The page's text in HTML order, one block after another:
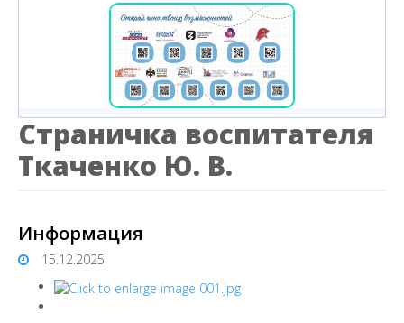
Страничка воспитателя
Ткаченко Ю. В.
Информация
15.12.2025